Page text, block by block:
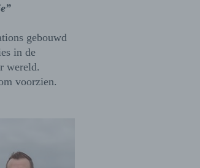
gebouwd
in de
wereld.
voorzien.